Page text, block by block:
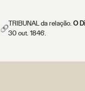
TRIBUNAL da relação.O
30 out. 1846.